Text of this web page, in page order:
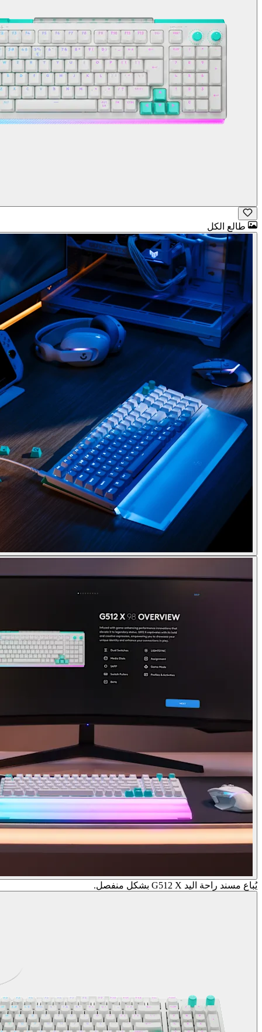
طالع الكل
يُباع مسند راحة اليد G512 X بشكل منفصل.